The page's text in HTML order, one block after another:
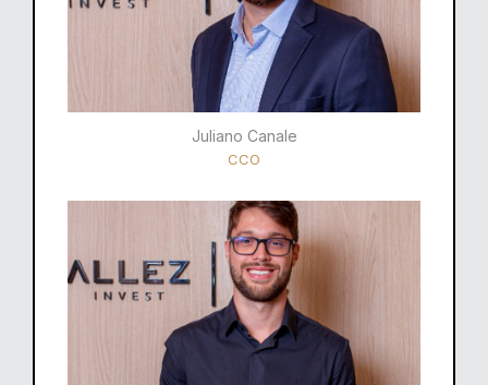
Juliano Canale
CCO